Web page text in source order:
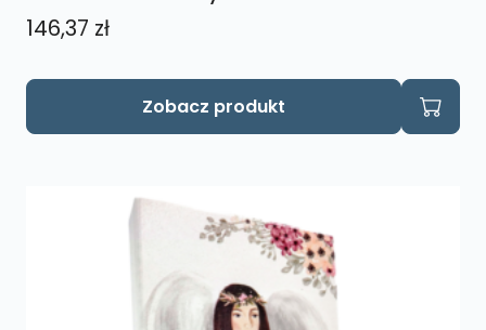
146,37 zł
Zobacz produkt